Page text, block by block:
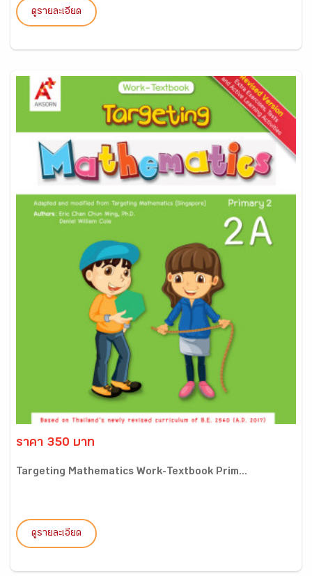
ดูรายละเอียด
ราคา 350 บาท
Targeting Mathematics Work-Textbook Prim...
ดูรายละเอียด